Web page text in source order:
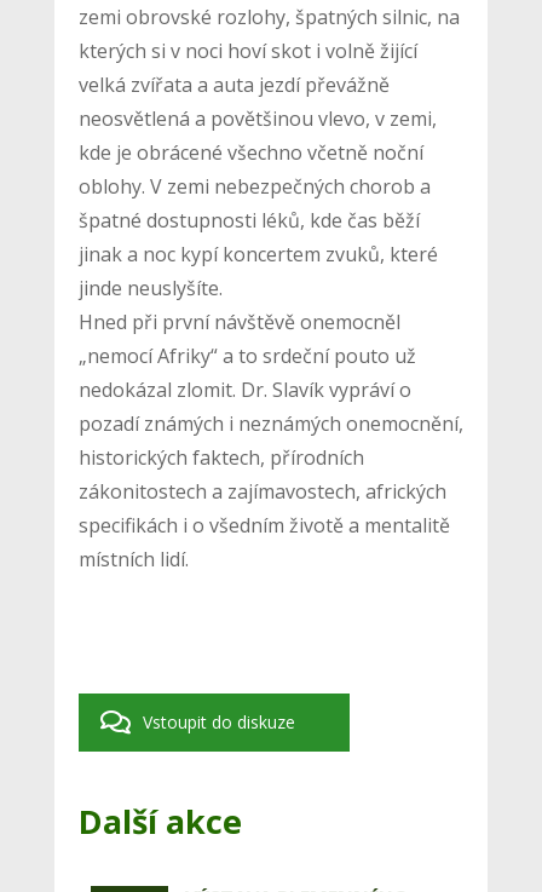
zemi obrovské rozlohy, špatných silnic, na
kterých si v noci hoví skot i volně žijící
velká zvířata a auta jezdí převážně
neosvětlená a povětšinou vlevo, v zemi,
kde je obrácené všechno včetně noční
oblohy. V zemi nebezpečných chorob a
špatné dostupnosti léků, kde čas běží
jinak a noc kypí koncertem zvuků, které
jinde neuslyšíte.
Hned při první návštěvě onemocněl
„nemocí Afriky“ a to srdeční pouto už
nedokázal zlomit. Dr. Slavík vypráví o
pozadí známých i neznámých onemocnění,
historických faktech, přírodních
zákonitostech a zajímavostech, afrických
specifikách i o všedním životě a mentalitě
místních lidí.
Vstoupit do diskuze
Další akce